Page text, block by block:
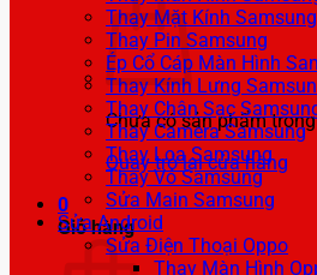
Chưa có sản phẩm
Quay trở lại cửa hàng
0
Giỏ hàng
Thay Mặt Kính Samsung
Thay Pin Samsung
Ép Cổ Cáp Màn Hình
Thay Kính Lưng
Thay Chân Sạc
Thay Camera Samsung
Thay Loa Samsung
Thay Vỏ Samsung
Sửa Main Samsung
Sửa Android
Sửa Điện Thoại Oppo
Thay Màn Hình